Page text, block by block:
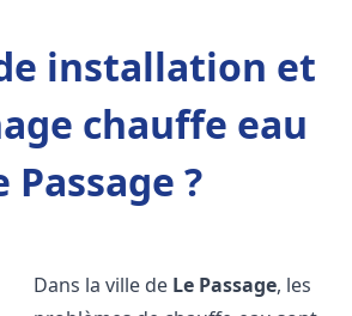
installation et
chauffe eau
Passage ?
Dans la ville de Le Passage, les